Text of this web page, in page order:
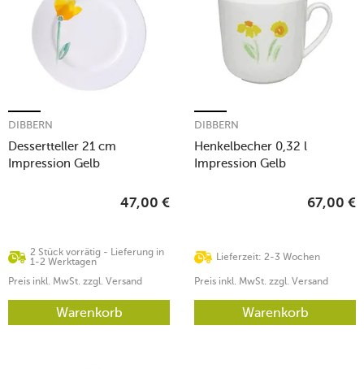
Dessertteller 21 cm
Impression Gelb
DIBBERN
2 Stück vorrätig - Lieferung in
1-2 Werktagen
47,00 €
Preis inkl. MwSt. zzgl. Versand
Warenkorb
Henkelbecher 0,32 l
Impression Gelb
DIBBERN
Lieferzeit: 2-3 Wochen
67,00 €
Preis inkl. MwSt. zzgl. Versand
Warenkorb